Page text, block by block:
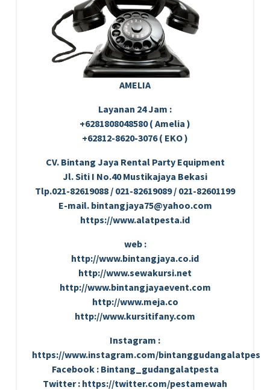
AMELIA
Layanan 24 Jam :
+6281808048580 ( Amelia )
+62812-8620-3076 ( EKO )
CV. Bintang Jaya Rental Party Equipment
Jl. Siti I No.40 Mustikajaya Bekasi
Tlp.021-82619088 / 021-82619089 / 021-82601199
E-mail. bintangjaya75@yahoo.com
https://www.alatpesta.id
web :
http://www.bintangjaya.co.id
http://www.sewakursi.net
http://www.bintangjayaevent.com
http://www.meja.co
http://www.kursitifany.com
Instagram :
https://www.instagram.com/
Facebook : Bintang_gudangalatpesta
Twitter : https://twitter.com/pestamewah